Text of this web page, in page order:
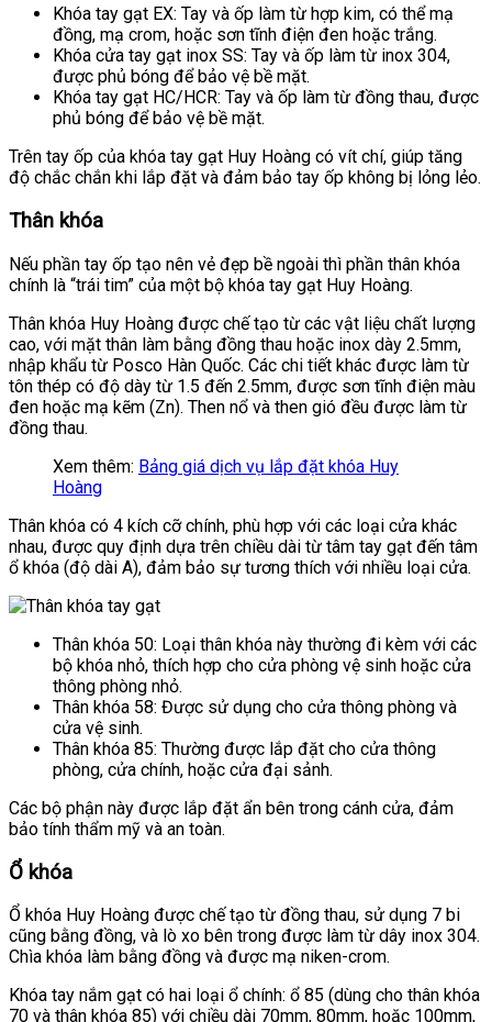
Khóa tay gạt EX: Tay và ốp làm từ hợp kim, có thể mạ
đồng, mạ crom, hoặc sơn tĩnh điện đen hoặc trắng.
Khóa cửa tay gạt inox SS: Tay và ốp làm từ inox 304,
được phủ bóng để bảo vệ bề mặt.
Khóa tay gạt HC/HCR: Tay và ốp làm từ đồng thau, được
phủ bóng để bảo vệ bề mặt.
Trên tay ốp của khóa tay gạt Huy Hoàng có vít chí, giúp tăng
độ chắc chắn khi lắp đặt và đảm bảo tay ốp không bị lỏng lẻo.
Thân khóa
Nếu phần tay ốp tạo nên vẻ đẹp bề ngoài thì phần thân khóa
chính là “trái tim” của một bộ khóa tay gạt Huy Hoàng.
Thân khóa Huy Hoàng được chế tạo từ các vật liệu chất lượng
cao, với mặt thân làm bằng đồng thau hoặc inox dày 2.5mm,
nhập khẩu từ Posco Hàn Quốc. Các chi tiết khác được làm từ
tôn thép có độ dày từ 1.5 đến 2.5mm, được sơn tĩnh điện màu
đen hoặc mạ kẽm (Zn). Then nổ và then gió đều được làm từ
đồng thau.
Xem thêm: Bảng giá dịch vụ lắp đặt khóa Huy
Hoàng
Thân khóa có 4 kích cỡ chính, phù hợp với các loại cửa khác
nhau, được quy định dựa trên chiều dài từ tâm tay gạt đến tâm
ổ khóa (độ dài A), đảm bảo sự tương thích với nhiều loại cửa.
Thân khóa 50: Loại thân khóa này thường đi kèm với các
bộ khóa nhỏ, thích hợp cho cửa phòng vệ sinh hoặc cửa
thông phòng nhỏ.
Thân khóa 58: Được sử dụng cho cửa thông phòng và
cửa vệ sinh.
Thân khóa 85: Thường được lắp đặt cho cửa thông
phòng, cửa chính, hoặc cửa đại sảnh.
Các bộ phận này được lắp đặt ẩn bên trong cánh cửa, đảm
bảo tính thẩm mỹ và an toàn.
Ổ khóa
Ổ khóa Huy Hoàng được chế tạo từ đồng thau, sử dụng 7 bi
cũng bằng đồng, và lò xo bên trong được làm từ dây inox 304.
Chìa khóa làm bằng đồng và được mạ niken-crom.
Khóa tay nắm gạt có hai loại ổ chính: ổ 85 (dùng cho thân khóa
70 và thân khóa 85) với chiều dài 70mm, 80mm, hoặc 100mm,